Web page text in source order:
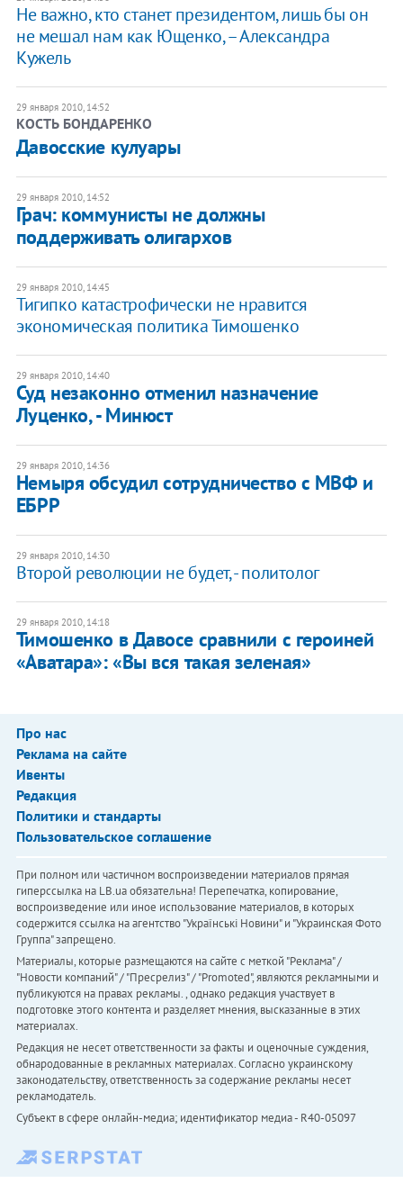
Не важно, кто станет президентом, лишь бы он
не мешал нам как Ющенко, – Александра
Кужель
29 января 2010, 14:52
КОСТЬ БОНДАРЕНКО
Давосские кулуары
29 января 2010, 14:52
Грач: коммунисты не должны
поддерживать олигархов
29 января 2010, 14:45
Тигипко катастрофически не нравится
экономическая политика Тимошенко
29 января 2010, 14:40
Суд незаконно отменил назначение
Луценко, - Минюст
29 января 2010, 14:36
Немыря обсудил сотрудничество с МВФ и
ЕБРР
29 января 2010, 14:30
Второй революции не будет, - политолог
29 января 2010, 14:18
Тимошенко в Давосе сравнили с героиней
«Аватара»: «Вы вся такая зеленая»
Про нас
Реклама на сайте
Ивенты
Редакция
Политики и стандарты
Пользовательское соглашение
При полном или частичном воспроизведении материалов прямая
гиперссылка на LB.ua обязательна! Перепечатка, копирование,
воспроизведение или иное использование материалов, в которых
содержится ссылка на агентство "Українськi Новини" и "Украинская Фото
Группа" запрещено.
Материалы, которые размещаются на сайте с меткой "Реклама" /
"Новости компаний" / "Пресрелиз" / "Promoted", являются рекламными и
публикуются на правах рекламы. , однако редакция участвует в
подготовке этого контента и разделяет мнения, высказанные в этих
материалах.
Редакция не несет ответственности за факты и оценочные суждения,
обнародованные в рекламных материалах. Согласно украинскому
законодательству, ответственность за содержание рекламы несет
рекламодатель.
Субъект в сфере онлайн-медиа; идентификатор медиа - R40-05097